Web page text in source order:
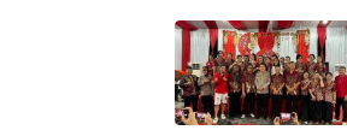
POLRI